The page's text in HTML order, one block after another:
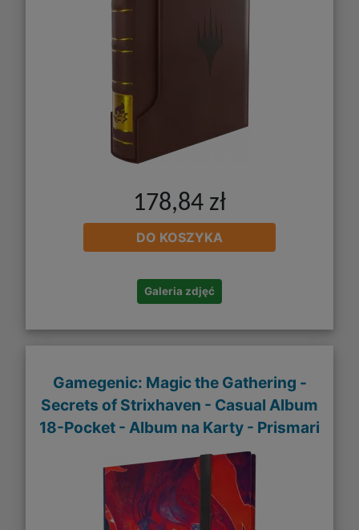
178,84 zł
DO KOSZYKA
Galeria zdjęć
Gamegenic: Magic the Gathering -
Secrets of Strixhaven - Casual Album
18-Pocket - Album na Karty - Prismari